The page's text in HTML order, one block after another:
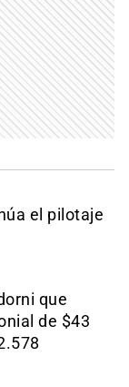
el pilotaje
que
de $43